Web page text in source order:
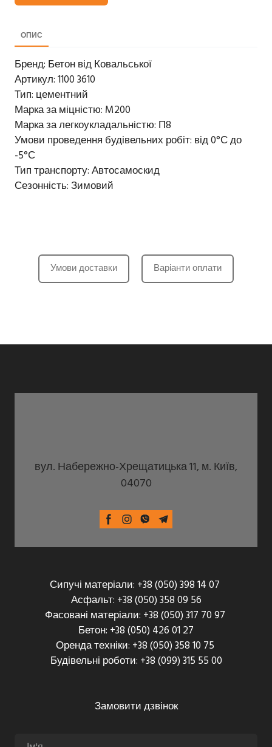
ОПИС
Бренд: Бетон від Ковальської
Артикул: 1100 3610
Тип: цементний
Марка за міцністю: M200
Марка за легкоукладальністю: П8
Умови проведення будівельних робіт: від 0°С до
-5°С
Тип транспорту: Автосамоскид
Сезонність: Зимовий
Умови доставки Варіанти оплати
вул. Набережно-Хрещатицька 11, м. Київ,
04070
Сипучі матеріали: +38 (050) 398 14 07
Асфальт: +38 (050) 358 09 56
Фасовані матеріали: +38 (050) 317 70 97
Бетон: +38 (050) 426 01 27
Оренда техніки: +38 (050) 358 10 75
Будівельні роботи: +38 (099) 315 55 00
Замовити дзвінок